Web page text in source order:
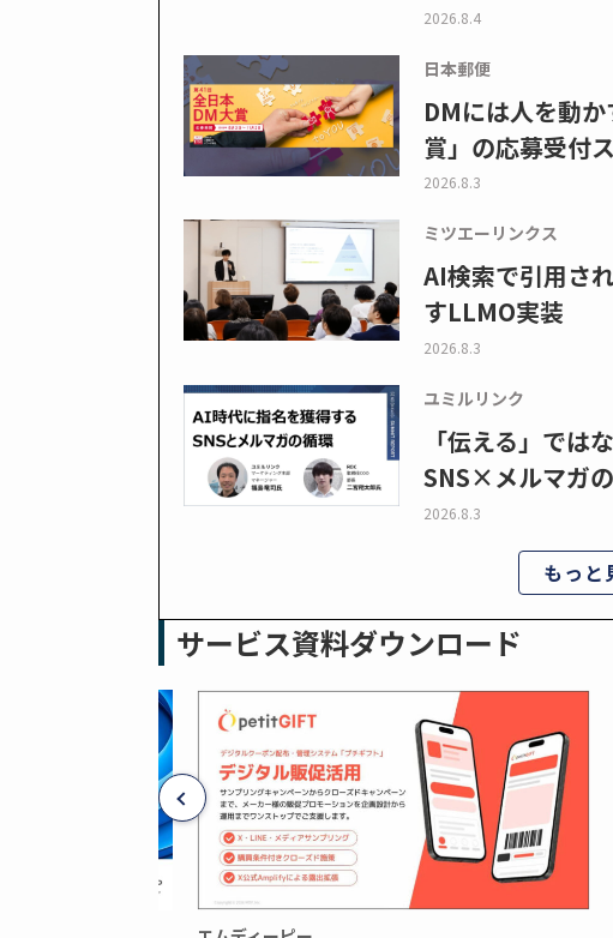
2026.8.4
日本郵便
DMには人を動
賞」の応募受付
2026.8.3
ミツエーリンクス
AI検索で引用さ
すLLMO実装
2026.8.3
ユミルリンク
「伝える」では
SNS×メルマガ
2026.8.3
もっと
サービス資料ダウンロード